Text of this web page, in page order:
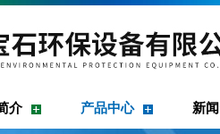
介 产品中心 新